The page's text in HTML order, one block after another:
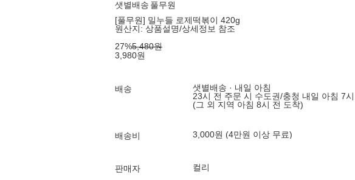
샛별배송 풀무원
[풀무원] 밀누들 로제떡볶이 420g
원산지: 상품설명/상세정보 참조
27%5,480원
3,980원
배송
샛별배송 · 내일 아침
23시 전 주문 시 수도권/충청 내일 아침 7
(그 외 지역 아침 8시 전 도착)
배송비 3,000원 (4만원 이상 무료)
판매자 컬리